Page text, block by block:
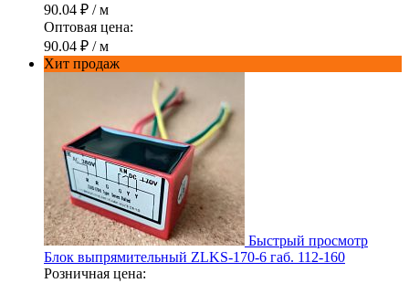
90.04 ₽ / м
Оптовая цена:
90.04 ₽ / м
Хит продаж
Быстрый просмотр
Блок выпрямительный ZLKS-170-6 габ. 112-160
Розничная цена: